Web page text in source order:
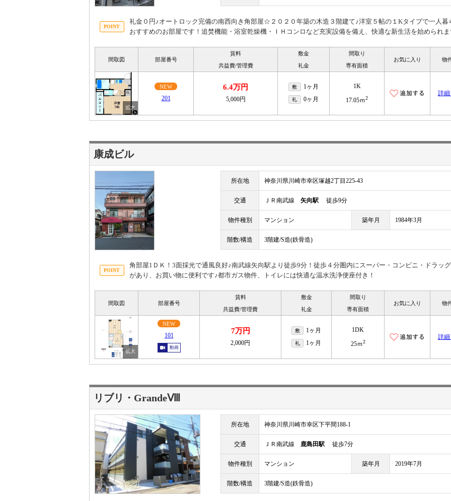
礼金０円♪オートロック完備の南西向き角部屋☆２０２０年築の木造３階建て♪洋室５帖の１Kタイプで一人暮
おすすめのお部屋です！追焚機能・浴室乾燥機・ＩＨコンロなど充実設備を備え、快適な新生活を始められ
間取図 部屋番号
賃料
共益費/管理費
敷金
礼金
間取り
専有面積
お気に入り 物
NEW
201
6.4万円
5,000円
敷 1ヶ月
礼 0ヶ月
1K
17.05ｍ2
詳細
康成ビル
所在地 神奈川県川崎市幸区塚越2丁目225-43
交通 ＪＲ南武線 矢向駅 徒歩9分
物件種別 マンション 築年月 1984年3月
階数/構造 3階建/S造(鉄骨造)
角部屋1ＤＫ！3面採光で通風良好♪南武線矢向駅より徒歩9分！徒歩４分圏内にスーパー・コンビニ・ドラッ
があり、お買い物に便利です♪都市ガス物件、トイレには快適な温水洗浄便座付き！
間取図 部屋番号
賃料
共益費/管理費
敷金
礼金
間取り
専有面積
お気に入り 物
NEW
101
動画
7万円
2,000円
敷 1ヶ月
礼 1ヶ月
1DK
25ｍ2
詳細
リブリ・GrandeⅧ
所在地 神奈川県川崎市幸区下平間188-1
交通 ＪＲ南武線 鹿島田駅 徒歩7分
物件種別 マンション 築年月 2019年7月
階数/構造 3階建/S造(鉄骨造)